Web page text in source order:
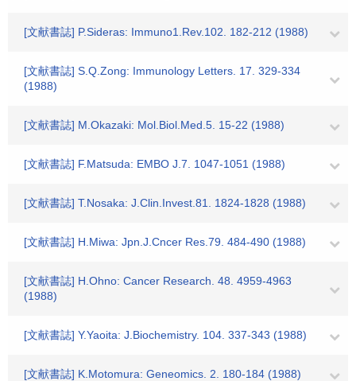
[文献書誌] P.Sideras: Immuno1.Rev.102. 182-212 (1988)
[文献書誌] S.Q.Zong: Immunology Letters. 17. 329-334
(1988)
[文献書誌] M.Okazaki: Mol.Biol.Med.5. 15-22 (1988)
[文献書誌] F.Matsuda: EMBO J.7. 1047-1051 (1988)
[文献書誌] T.Nosaka: J.Clin.Invest.81. 1824-1828 (1988)
[文献書誌] H.Miwa: Jpn.J.Cncer Res.79. 484-490 (1988)
[文献書誌] H.Ohno: Cancer Research. 48. 4959-4963
(1988)
[文献書誌] Y.Yaoita: J.Biochemistry. 104. 337-343 (1988)
[文献書誌] K.Motomura: Geneomics. 2. 180-184 (1988)